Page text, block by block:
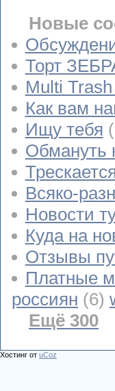
Новые
Торт
Multi
Как вам
Ищу тебя
Обмануть
Всяко-
Новости
Куда на
Отзывы
Платные
россиян (6)
Ещё 300
Хостинг от uCoz